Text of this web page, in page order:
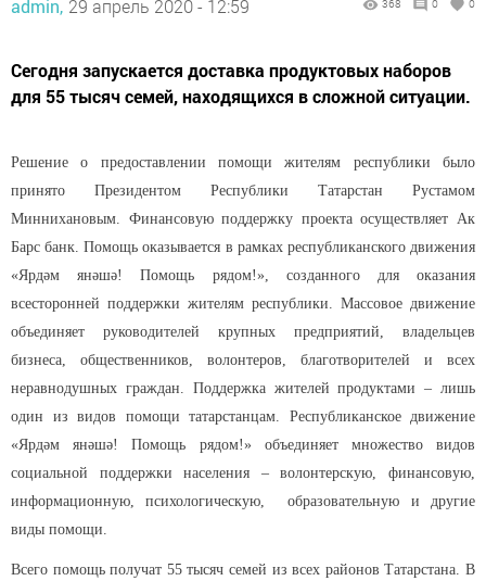
admin, 29 апрель 2020 - 12:59 368 0 0
Сегодня запускается доставка продуктовых наборов
для 55 тысяч семей, находящихся в сложной ситуации.
Решение о предоставлении помощи жителям республики было
принято Президентом Республики Татарстан Рустамом
Миннихановым. Финансовую поддержку проекта осуществляет Ак
Барс банк. Помощь оказывается в рамках республиканского движения
«Ярдәм янәшә! Помощь рядом!», созданного для оказания
всесторонней поддержки жителям республики. Массовое движение
объединяет руководителей крупных предприятий, владельцев
бизнеса, общественников, волонтеров, благотворителей и всех
неравнодушных граждан. Поддержка жителей продуктами – лишь
один из видов помощи татарстанцам. Республиканское движение
«Ярдәм янәшә! Помощь рядом!» объединяет множество видов
социальной поддержки населения – волонтерскую, финансовую,
информационную, психологическую, образовательную и другие
виды помощи.
Всего помощь получат 55 тысяч семей из всех районов Татарстана. В